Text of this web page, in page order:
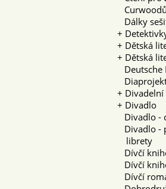
Dálky
+
+ Dětská
+ Dětská
Deutsche
+
+ Divadlo
Divadlo -
Divadlo -
librety
Dívčí
Dívčí
Dívčí